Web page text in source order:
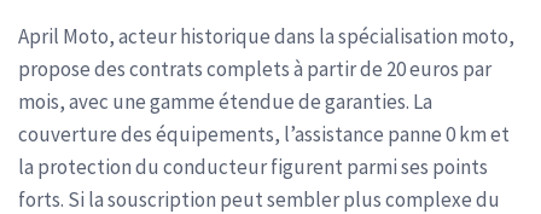
April Moto, acteur historique dans la spécialisation moto,
propose des contrats complets à partir de 20 euros par
mois, avec une gamme étendue de garanties. La
couverture des équipements, l’assistance panne 0 km et
la protection du conducteur figurent parmi ses points
forts. Si la souscription peut sembler plus complexe du